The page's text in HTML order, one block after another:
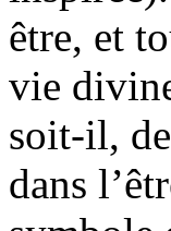
être, et
vie
soit-il,
dans